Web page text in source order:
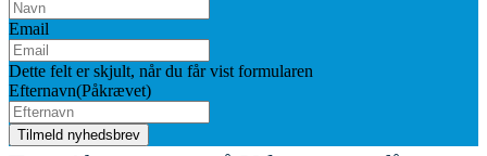
Email
Dette felt er skjult, når du får vist formularen
Efternavn(Påkrævet)